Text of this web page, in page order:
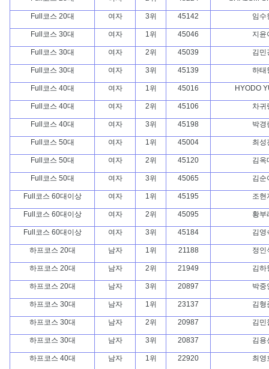
Full코스 20대 여자 3위 45142 임수
Full코스 30대 여자 1위 45046 지윤
Full코스 30대 여자 2위 45039 김민
Full코스 30대 여자 3위 45139 하태
Full코스 40대 여자 1위 45016 HYODO
Full코스 40대 여자 2위 45106 차귀
Full코스 40대 여자 3위 45198 박경
Full코스 50대 여자 1위 45004 최성
Full코스 50대 여자 2위 45120 김옥
Full코스 50대 여자 3위 45065 김순
Full코스 60대이상 여자 1위 45195 조현
Full코스 60대이상 여자 2위 45095 황부
Full코스 60대이상 여자 3위 45184 김영
하프코스 20대 남자 1위 21188 정인
하프코스 20대 남자 2위 21949 김하
하프코스 20대 남자 3위 20897 박중
하프코스 30대 남자 1위 23137 김형
하프코스 30대 남자 2위 20987 김민
하프코스 30대 남자 3위 20837 김용
하프코스 40대 남자 1위 22920 최영